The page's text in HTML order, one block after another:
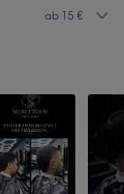
ab 15 €